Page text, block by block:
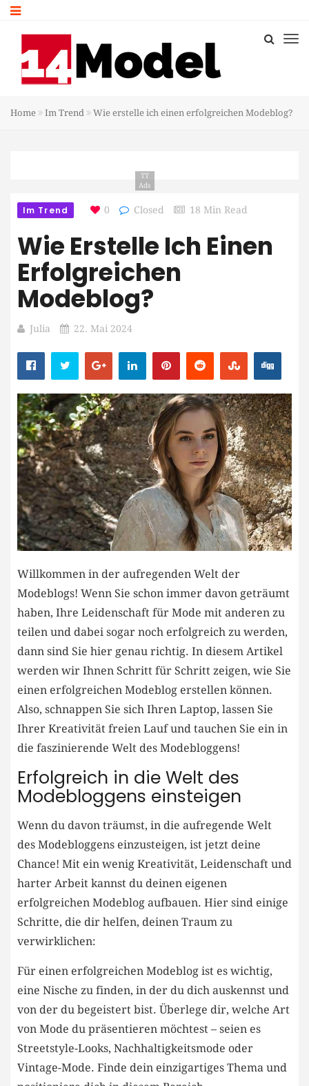
Home Im Trend Wie erstelle ich einen erfolgreichen Modeblog?
TT
Ads
Im Trend 0 Closed 18 Min Read
Wie Erstelle Ich Einen
Erfolgreichen
Modeblog?
Julia 22. Mai 2024
Willkommen in der aufregenden⁢ Welt der
Modeblogs! Wenn Sie schon immer davon geträumt
haben, Ihre Leidenschaft für Mode mit anderen zu
teilen und dabei sogar noch erfolgreich zu werden,
dann⁤ sind Sie hier genau richtig. In diesem Artikel
werden wir Ihnen Schritt für Schritt zeigen, wie​ Sie
einen erfolgreichen Modeblog​ erstellen können.
Also, schnappen Sie sich Ihren Laptop, lassen Sie
Ihrer ⁣Kreativität ​freien Lauf und tauchen Sie ein ‌in
die faszinierende Welt des Modebloggens!
Erfolgreich in die Welt des
Modebloggens einsteigen
Wenn du ⁣davon⁢ träumst, in die aufregende Welt
des Modebloggens einzusteigen, ist ​jetzt deine
Chance! Mit ein wenig Kreativität, Leidenschaft und
harter Arbeit⁢ kannst du deinen eigenen
‍erfolgreichen Modeblog aufbauen. Hier ​sind​ einige
Schritte,​ die dir helfen, deinen Traum zu
verwirklichen:
Für einen erfolgreichen⁢ Modeblog ist ⁢es wichtig,
eine Nische zu finden, in der du dich auskennst‍ und
von der du begeistert bist. Überlege dir, welche Art
von Mode du ⁣präsentieren möchtest – seien es⁢
Streetstyle-Looks, Nachhaltigkeitsmode oder
Vintage-Mode. Finde dein einzigartiges Thema und